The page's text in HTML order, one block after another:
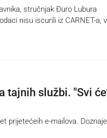
stručnjak Đuro Lubura
nisu iscurili iz CARNET-a,
tajnih službi. "Svi
prijetećeih e-mailova.